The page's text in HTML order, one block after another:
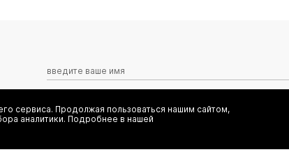
Я даю согласие на сбор, обработку и хранение
сервиса. Продолжая пользоваться нашим сайтом,
аналитики. Подробнее в нашей